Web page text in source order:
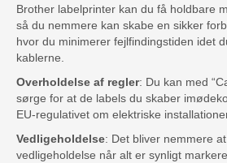
Brother labelprinter kan du få holdbare
så du nemmere kan skabe en sikker
hvor du minimerer fejlfindingstiden idet
kablerne.
Overholdelse af regler: Du kan med
sørge for at de labels du skaber
EU-regulativet om elektriske
Vedligeholdelse: Det bliver nemmere
vedligeholdelse når alt er synligt